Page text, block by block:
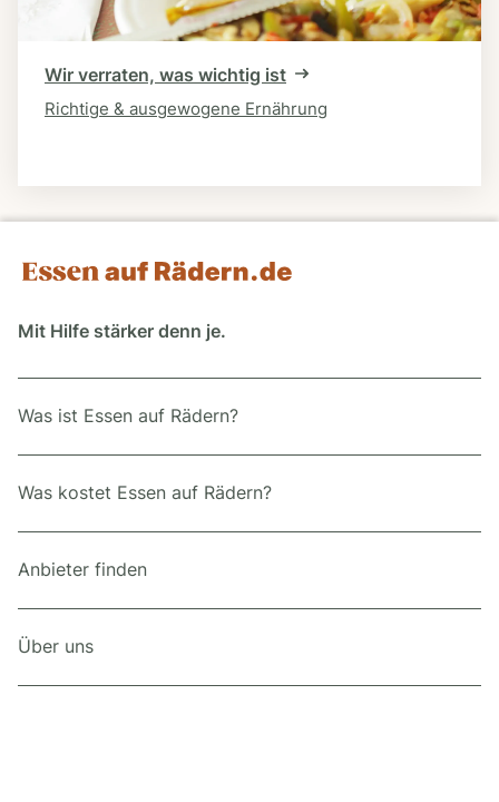
Wir verraten, was wichtig ist
Richtige & ausgewogene Ernährung
Mit Hilfe stärker denn je.
Was ist Essen auf Rädern?
Was kostet Essen auf Rädern?
Anbieter finden
Über uns